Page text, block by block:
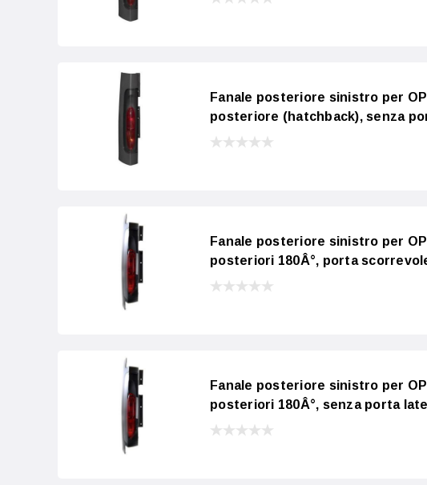
Fanale posteriore sinistro per
posteriore (hatchback), senza
Fanale posteriore sinistro per
posteriori 180Â°, porta
Fanale posteriore sinistro per
posteriori 180Â°, senza porta